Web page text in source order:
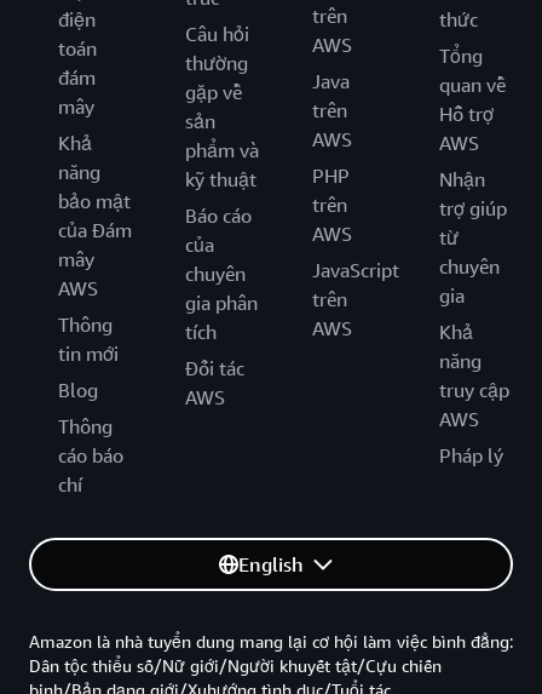
điện
toán
đám
mây
Khả
năng
bảo mật
của Đám
mây
AWS
Thông
tin mới
Blog
Thông
cáo báo
chí
Câu hỏi
thường
gặp về
sản
phẩm và
kỹ thuật
Báo cáo
của
chuyên
gia phân
tích
Đối tác
AWS
trên
AWS
Java
trên
AWS
PHP
trên
AWS
JavaScript
trên
AWS
thức
Tổng
quan về
Hỗ trợ
AWS
Nhận
trợ giúp
từ
chuyên
gia
Khả
năng
truy cập
AWS
Pháp lý
English
Amazon là nhà tuyển dung mang lại cơ hội làm việc bình đẳng:
Dân tộc thiểu số/Nữ giới/Người khuyết tật/Cựu chiến